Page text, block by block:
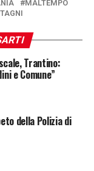
MALTEMPO
Trantino:
e Comune”
della Polizia di